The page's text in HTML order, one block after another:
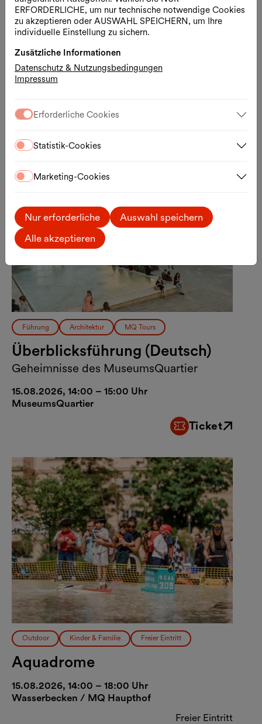
Aquadrome
09.08.2026, 14:00 – 18:00 Uhr
Wasserbecken / MQ Haupthof
Führung Architektur MQ Tours
Überblicksführung (Deutsch)
Geheimnisse des MuseumsQuartier
15.08.2026, 14:00 – 15:00 Uhr
MuseumsQuartier
Ticket
Externer Link
Outdoor Kinder & Familie Freier Eintritt
Aquadrome
15.08.2026, 14:00 – 18:00 Uhr
Wasserbecken / MQ Haupthof
Freier Eintritt
ERFORDERLICHE, um nur technische notwendige Cookies
zu akzeptieren oder AUSWAHL SPEICHERN, um Ihre
individuelle Einstellung zu sichern.
Zusätzliche Informationen
Datenschutz & Nutzungsbedingungen
Impressum
Erforderliche Cookies
Statistik-Cookies
Marketing-Cookies
Nur erforderliche
Auswahl speichern
Alle akzeptieren